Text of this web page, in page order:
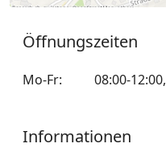
Öffnungszeiten
Mo-Fr: 08:00-12:00,
Informationen